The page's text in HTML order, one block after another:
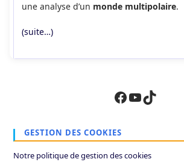
une analyse d’un monde multipolaire.
(suite…)
Facebook
YouTube
TikTok
GESTION DES COOKIES
Notre politique de gestion des cookies